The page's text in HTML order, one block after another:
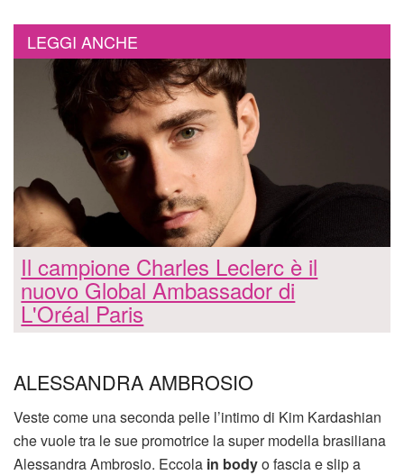
LEGGI ANCHE
Il campione Charles Leclerc è il
nuovo Global Ambassador di
L'Oréal Paris
ALESSANDRA AMBROSIO
Veste come una seconda pelle l’intimo di Kim Kardashian
che vuole tra le sue promotrice la super modella brasiliana
Alessandra Ambrosio. Eccola in bodyo fascia e slip a